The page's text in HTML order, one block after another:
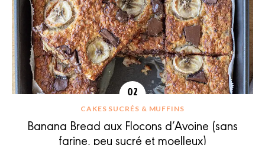
CAKES SUCRÉS & MUFFINS
Banana Bread aux Flocons d’Avoine (sans
farine, peu sucré et moelleux)